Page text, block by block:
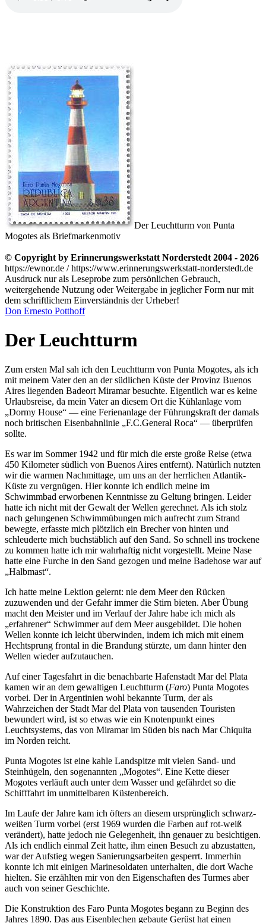
Der Leuchtturm von Punta
Mogotes als Briefmarkenmotiv
© Copyright by Erinnerungswerkstatt Norderstedt 2004 - 2026
https://ewnor.de / https://www.erinnerungswerkstatt-norderstedt.de
Ausdruck nur als Leseprobe zum persönlichen Gebrauch,
weitergehende Nutzung oder Weitergabe in jeglicher Form nur mit
dem schriftlichem Einverständnis der Urheber!
Don Ernesto Potthoff
Der Leuchtturm
Zum ersten Mal sah ich den Leuchtturm von Punta Mogotes, als ich
mit meinem Vater den an der südlichen Küste der Provinz Buenos
Aires liegenden Badeort Miramar besuchte. Eigentlich war es keine
Urlaubsreise, da mein Vater an diesem Ort die Kühlanlage vom
Dormy House
— eine Ferienanlage der Führungskraft der damals
noch britischen Eisenbahnlinie
F.C.General Roca
— überprüfen
sollte.
Es war im Sommer 1942 und für mich die erste große Reise (etwa
450 Kilometer südlich von Buenos Aires entfernt). Natürlich nutzten
wir die warmen Nachmittage, um uns an der herrlichen Atlantik-
Küste zu vergnügen. Hier konnte ich endlich meine im
Schwimmbad erworbenen Kenntnisse zu Geltung bringen. Leider
hatte ich nicht mit der Gewalt der Wellen gerechnet. Als ich stolz
nach gelungenen Schwimmübungen mich aufrecht zum Strand
bewegte, erfasste mich plötzlich ein Brecher von hinten und
schleuderte mich buchstäblich auf den Sand. So schnell ins trockene
zu kommen hatte ich mir wahrhaftig nicht vorgestellt. Meine Nase
hatte eine Furche in den Sand gezogen und meine Badehose war auf
Halbmast .
Ich hatte meine Lektion gelernt: nie dem Meer den Rücken
zuzuwenden und der Gefahr immer die Stirn bieten. Aber Übung
macht den Meister und im Verlauf der Jahre habe ich mich als
erfahrener
Schwimmer auf dem Meer ausgebildet. Die hohen
Wellen konnte ich leicht überwinden, indem ich mich mit einem
Hechtsprung frontal in die Brandung stürzte, um dann hinter den
Wellen wieder aufzutauchen.
Auf einer Tagesfahrt in die benachbarte Hafenstadt Mar del Plata
kamen wir an dem gewaltigen Leuchtturm (Faro) Punta Mogotes
vorbei. Der in Argentinien wohl bekannte Turm, der als
Wahrzeichen der Stadt Mar del Plata von tausenden Touristen
bewundert wird, ist so etwas wie ein Knotenpunkt eines
Leuchtsystems, das von Miramar im Süden bis nach Mar Chiquita
im Norden reicht.
Punta Mogotes ist eine kahle Landspitze mit vielen Sand- und
Steinhügeln, den sogenannten
Mogotes . Eine Kette dieser
Mogotes verläuft auch unter dem Wasser und gefährdet so die
Schifffahrt im unmittelbaren Küstenbereich.
Im Laufe der Jahre kam ich öfters an diesem ursprünglich schwarz-
weißen Turm vorbei (erst 1969 wurden die Farben auf rot-weiß
verändert), hatte jedoch nie Gelegenheit, ihn genauer zu besichtigen.
Als ich endlich einmal Zeit hatte, ihm einen Besuch zu abzustatten,
war der Aufstieg wegen Sanierungsarbeiten gesperrt. Immerhin
konnte ich mit einigen Marinesoldaten unterhalten, die dort Wache
hielten. Sie erzählten mir von den Eigenschaften des Turmes aber
auch von seiner Geschichte.
Die Konstruktion des Faro Punta Mogotes begann zu Beginn des
Jahres 1890. Das aus Eisenblechen gebaute Gerüst hat einen